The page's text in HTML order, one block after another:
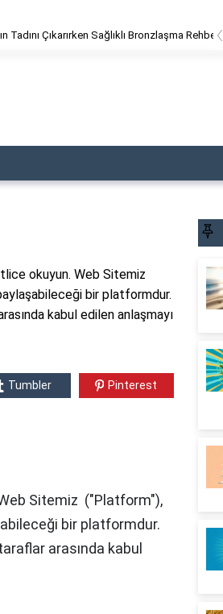
Tadını Çıkarırken Sağlıklı Bronzlaşma Rehberi‹
okuyun. Web Sitemiz
bir platformdur.
kabul edilen anlaşmayı
Tumbler Pinterest
Sitemiz ("Platform"),
bir platformdur.
arasında kabul